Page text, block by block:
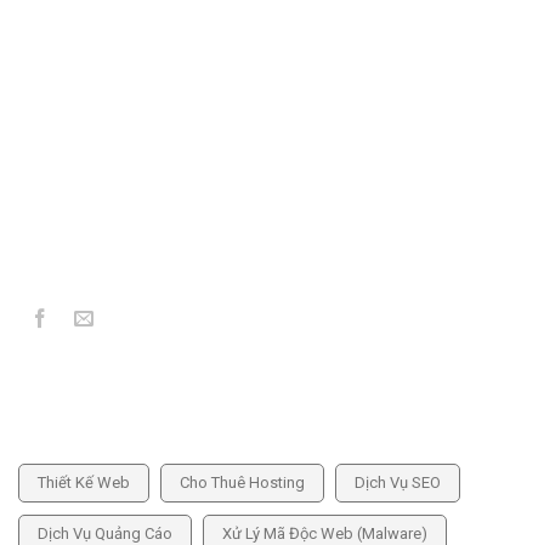
Thiết Kế Web Cho Thuê Hosting Dịch Vụ SEO
Dịch Vụ Quảng Cáo Xử Lý Mã Độc Web (Malware)